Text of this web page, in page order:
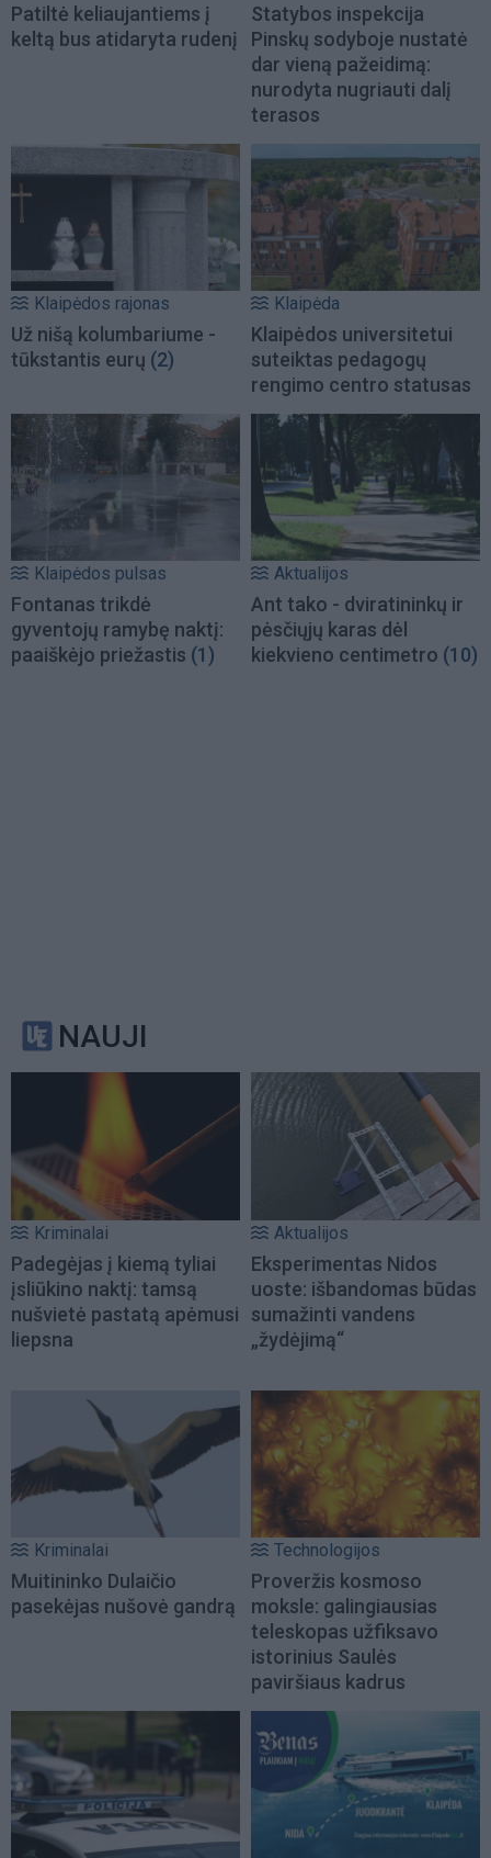
Patiltė keliaujantiems į
keltą bus atidaryta rudenį
Statybos inspekcija
Pinskų sodyboje nustatė
dar vieną pažeidimą:
nurodyta nugriauti dalį
terasos
Klaipėdos rajonas
Už nišą kolumbariume -
tūkstantis eurų (2)
Klaipėda
Klaipėdos universitetui
suteiktas pedagogų
rengimo centro statusas
Klaipėdos pulsas
Fontanas trikdė
gyventojų ramybę naktį:
paaiškėjo priežastis (1)
Aktualijos
Ant tako - dviratininkų ir
pėsčiųjų karas dėl
kiekvieno centimetro (10)
NAUJI
Kriminalai
Padegėjas į kiemą tyliai
įsliūkino naktį: tamsą
nušvietė pastatą apėmusi
liepsna
Aktualijos
Eksperimentas Nidos
uoste: išbandomas būdas
sumažinti vandens
„žydėjimą“
Kriminalai
Muitininko Dulaičio
pasekėjas nušovė gandrą
Technologijos
Proveržis kosmoso
moksle: galingiausias
teleskopas užfiksavo
istorinius Saulės
paviršiaus kadrus